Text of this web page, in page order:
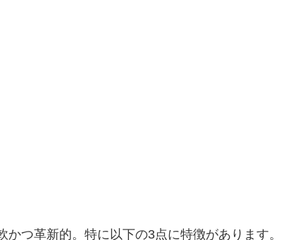
つ革新的。特に以下の3点に特徴があります。